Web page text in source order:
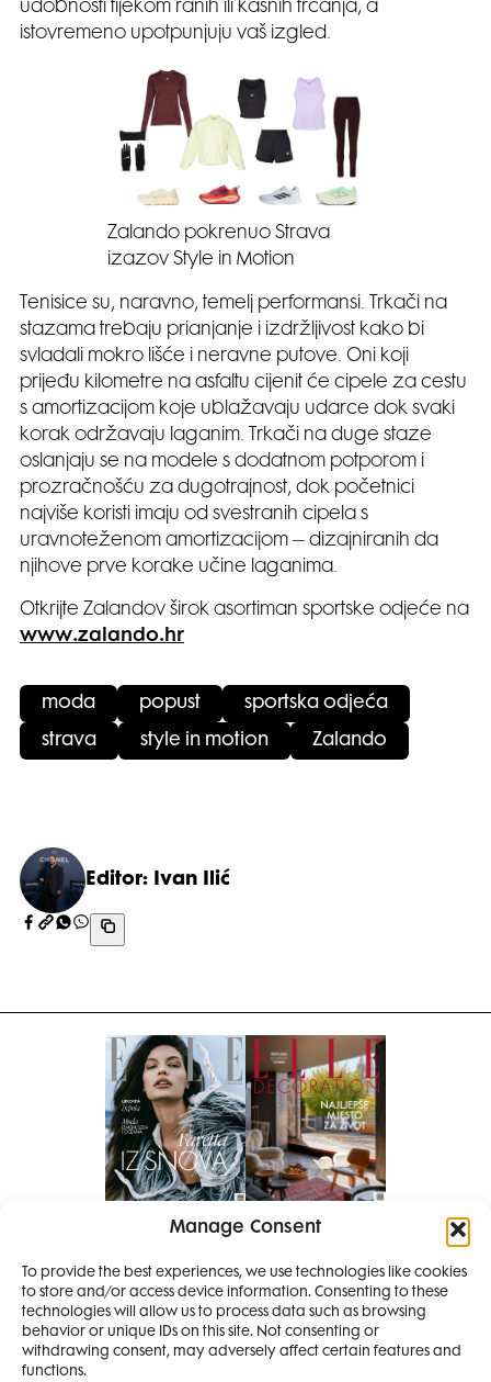
Manage Consent
To provide the best experiences, we use technologies like cookies
to store and/or access device information. Consenting to these
technologies will allow us to process data such as browsing
behavior or unique IDs on this site. Not consenting or
withdrawing consent, may adversely affect certain features and
functions.
udobnosti tijekom ranih ili kasnih trčanja, a
istovremeno upotpunjuju vaš izgled.
Zalando pokrenuo Strava
izazov Style in Motion
Tenisice su, naravno, temelj performansi. Trkači na
stazama trebaju prianjanje i izdržljivost kako bi
svladali mokro lišće i neravne putove. Oni koji
prijeđu kilometre na asfaltu cijenit će cipele za cestu
s amortizacijom koje ublažavaju udarce dok svaki
korak održavaju laganim. Trkači na duge staze
oslanjaju se na modele s dodatnom potporom i
prozračnošću za dugotrajnost, dok početnici
najviše koristi imaju od svestranih cipela s
uravnoteženom amortizacijom – dizajniranih da
njihove prve korake učine laganima.
Otkrijte Zalandov širok asortiman sportske odjeće na
www.zalando.hr
moda popust sportska odjeća
strava style in motion Zalando
Editor: Ivan Ilić
Pretplati se na časopis
PRETPLATITE SE
SMANJI
4 IZDANJA